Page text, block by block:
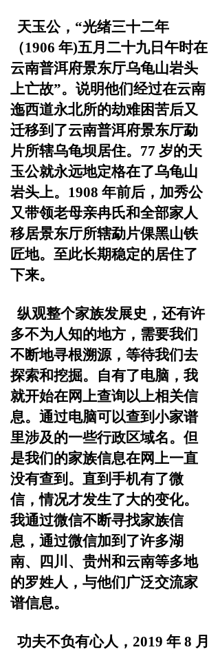
天玉公， “光绪三十二年
（1906 年)五月二十九日午时在
云南普洱府景东厅乌龟山岩头
上亡故”。 说明他们经过在云南
迤西道永北所的劫难困苦后又
迁移到了云南普洱府景东厅勐
片所辖乌龟坝居住。77 岁的天
玉公就永远地定格在了乌龟山
岩头上。 1908 年前后，加秀公
又带领老母亲冉氏和全部家人
移居景东厅所辖勐片倮黑山铁
匠地。至此长期稳定的居住了
下来。
纵观整个家族发展史，还有许
多不为人知的地方，需要我们
不断地寻根溯源，等待我们去
探索和挖掘。
自有了电脑，我
就开始在网上查询以上相关信
息。通过电脑可以查到小家谱
里涉及的一些行政区域名。但
是我们的家族信息在网上一直
没有查到。直到手机有了微
信，情况才发生了大的变化。
我通过微信不断寻找家族信
息，通过微信加到了许多湖
南、四川、贵州和云南等多地
的罗姓人，与他们广泛交流家
谱信息。
功夫不负有心人，2019 年 8 月